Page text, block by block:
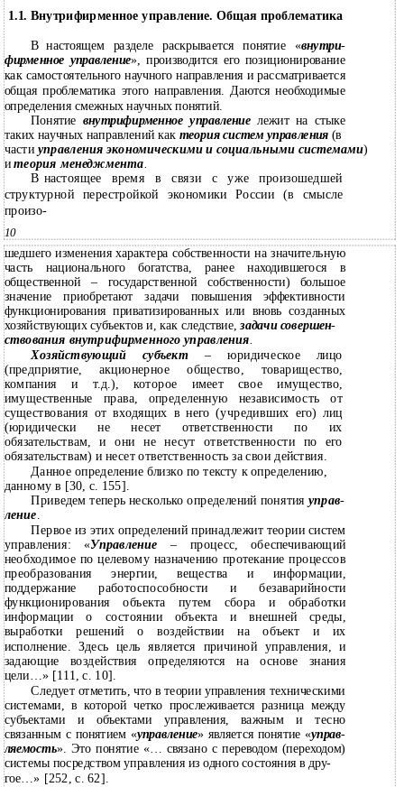
1.1. Внутрифирменное управление. Общая проблематика
В настоящем разделе раскрывается понятие «внутри-
фирменное управление», производится его позиционирование
как самостоятельного научного направления и рассматривается
общая проблематика этого направления. Даются необходимые
определения смежных научных понятий.
Понятие внутрифирменное управление лежит на стыке
таких научных направлений как теория систем управления (в
части управления экономическими и социальными системами)
и теория менеджмента
В настоящее время в связи с уже произошедшей
структурной перестройкой экономики России (в смысле
произо-
10
шедшего изменения характера собственности на значительную
часть национального богатства, ранее находившегося в
общественной – государственной собственности) большое
значение приобретают задачи повышения эффективности
функционирования приватизированных или вновь созданных
хозяйствующих субъектов и, как следствие,задачи совершен-
ствования внутрифирменного управления.
Хозяйствующий субъект –юридическое лицо
(предприятие, акционерное общество, товарищество,
компания и т.д.), которое имеет свое имущество,
имущественные права, определенную независимость от
существования от входящих в него (учредивших его) лиц
(юридически не несет ответственности по их
обязательствам, и они не несут ответственности по его
обязательствам) и несет ответственность за свои действия.
Данное определение близко по тексту к определению,
данному в [30, с. 155].
Приведем теперь несколько определений понятия управ-
ление.
Первое из этих определений принадлежит теории систем
управления: «Управление– процесс, обеспечивающий
необходимое по целевому назначению протекание процессов
преобразования энергии, вещества и информации,
поддержание работоспособности и безаварийности
функционирования объекта путем сбора и обработки
информации о состоянии объекта и внешней среды,
выработки решений о воздействии на объект и их
исполнение. Здесь цель является причиной управления, и
задающие воздействия определяются на основе знания
цели…» [111, с. 10].
Следует отметить, что в теории управления техническими
системами, в которой четко прослеживается разница между
субъектами и объектами управления, важным и тесно
связанным с понятием «управление» является понятие «управ-
ляемость». Это понятие «… связано с переводом (переходом)
системы посредством управления из одного состояния в дру-
гое…» [252, с. 62].